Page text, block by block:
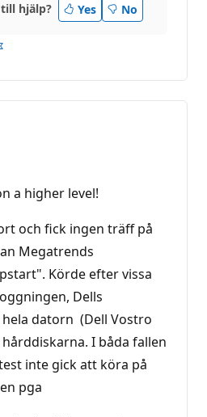
hjälp? Yes No
a higher level!
och fick ingen träff på
Megatrends
Körde efter vissa
Dells
datorn (Dell Vostro
I båda fallen
inte gick att köra på
pga